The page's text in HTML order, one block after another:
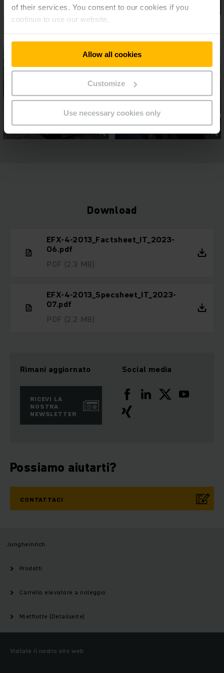
of their services. You consent to our cookies if you
continue to use our website.
Allow all cookies
Customize
Use necessary cookies only
Download
EFX-4-2013_Factsheet_IT_2023-
06.pdf
PDF (2.3 MB)
EFX-4-2013_Specsheet_IT_2023-
07.pdf
PDF (2.2 MB)
Rimani aggiornato
RICEVI LA
NOSTRA
NEWSLETTER
Social media
Possiamo aiutarti?
CONTATTACI
Jungheinrich
Prodotti
Carrello elevatore a noleggio
Mietflotte (Detailseite)
Visitate il nostro sito web